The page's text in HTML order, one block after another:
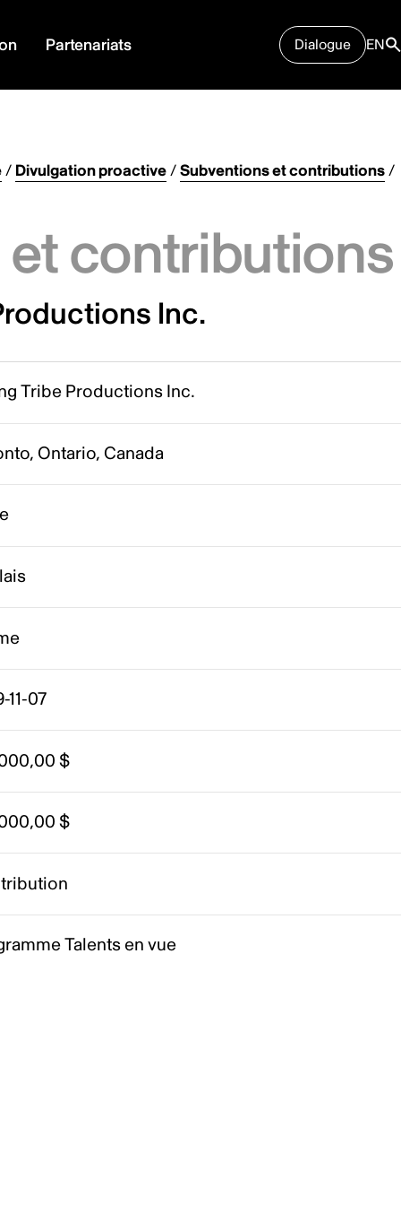
Partenariats Dialogue EN
/ Divulgation proactive/Subventions et contributions/
contributions
Inc.
Tribe Productions Inc.
Ontario, Canada
11-07
$
$
Talents en vue